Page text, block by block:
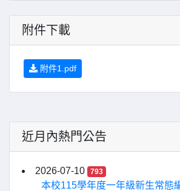
附件下載
附件1.pdf
近月內熱門公告
2026-07-10 793
本校115學年度一年級新生常態